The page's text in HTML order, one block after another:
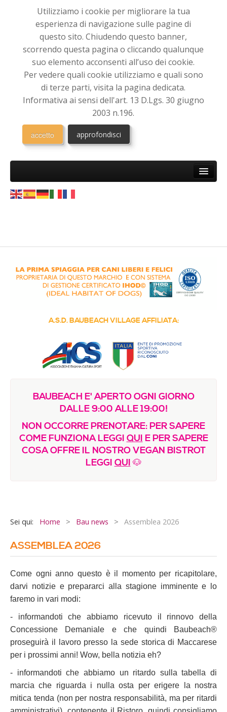
Utilizziamo i cookie per migliorare la tua
esperienza di navigazione sulle pagine di
questo sito. Chiudendo questo banner,
scorrendo questa pagina o cliccando qualunque
suo elemento acconsenti all’uso dei cookie.
Per vedere quali cookie utilizziamo e quali sono
di terze parti, visita la pagina dedicata.
Informativa ai sensi dell'art. 13 D.Lgs. 30 giugno
2003 n.196.
accetto approfondisci
HOME
Contatti / Dove siamo
Decalogo della Resilienza
Vuoi creare una sede?
FORMAZIONE
Olistici
Sinergie, Comunicazione e Immagine
Riconoscimenti e certificazioni
E-Book & Video IHOD©
Il nostro vegan bistrot
Sportive
Creative
Ultimi anni
Performance
Orto sinergico
A.S.D. BAUBEACH VILLAGE AFFILIATA:
BAUBEACH E' APERTO OGNI GIORNO
DALLE 9:00 ALLE 19:00!
NON OCCORRE PRENOTARE: PER SAPERE
COME FUNZIONA LEGGI QUI E PER SAPERE
COSA OFFRE IL NOSTRO VEGAN BISTROT
LEGGI QUI 🐶
Sei qui: Home > Bau news > Assemblea 2026
ASSEMBLEA 2026
Come ogni anno questo è il momento per ricapitolare,
darvi notizie e prepararci alla stagione imminente e lo
faremo in vari modi:
- informandoti che abbiamo ricevuto il rinnovo della
Concessione Demaniale e che quindi Baubeach®
proseguirà il lavoro presso la sede storica di Maccarese
per i prossimi anni! Wow, bella notizia eh?
- informandoti che abbiamo un ritardo sulla tabella di
marcia che riguarda i nulla osta per erigere la nostra
mitica tenda (non per nostra responsabilità, ma per ritardi